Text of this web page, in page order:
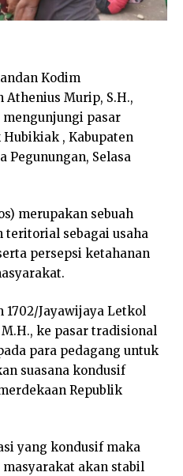
Kodim
Athenius Murip, S.H.,
pasar
, Kabupaten
Pegunungan, Selasa
merupakan sebuah
teritorial sebagai usaha
persepsi ketahanan
Jayawijaya Letkol
ke pasar tradisional
para pedagang untuk
suasana kondusif
Republik
yang kondusif maka
akan stabil